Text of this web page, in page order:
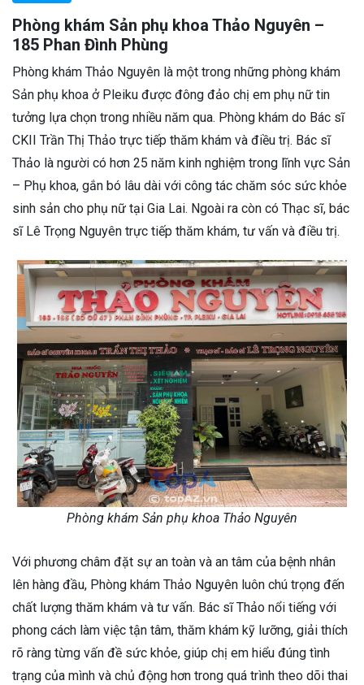
Phòng khám Sản phụ khoa Thảo Nguyên –
185 Phan Đình Phùng
Phòng khám Thảo Nguyên là một trong những phòng khám
Sản phụ khoa ở Pleiku được đông đảo chị em phụ nữ tin
tưởng lựa chọn trong nhiều năm qua. Phòng khám do Bác sĩ
CKII Trần Thị Thảo trực tiếp thăm khám và điều trị. Bác sĩ
Thảo là người có hơn 25 năm kinh nghiệm trong lĩnh vực Sản
– Phụ khoa, gắn bó lâu dài với công tác chăm sóc sức khỏe
sinh sản cho phụ nữ tại Gia Lai. Ngoài ra còn có Thạc sĩ, bác
sĩ Lê Trọng Nguyên trực tiếp thăm khám, tư vấn và điều trị.
Phòng khám Sản phụ khoa Thảo Nguyên
Với phương châm đặt sự an toàn và an tâm của bệnh nhân
lên hàng đầu, Phòng khám Thảo Nguyên luôn chú trọng đến
chất lượng thăm khám và tư vấn. Bác sĩ Thảo nổi tiếng với
phong cách làm việc tận tâm, thăm khám kỹ lưỡng, giải thích
rõ ràng từng vấn đề sức khỏe, giúp chị em hiểu đúng tình
trạng của mình và chủ động hơn trong quá trình theo dõi thai